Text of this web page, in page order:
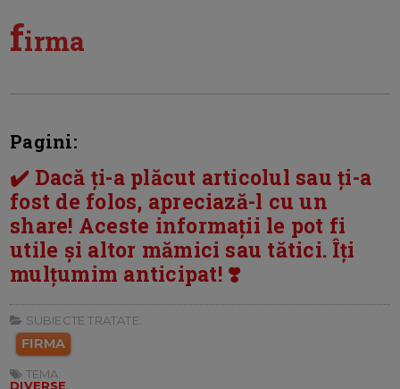
firma
Pagini:
✔️ Dacă ți-a plăcut articolul sau ți-a
fost de folos, apreciază-l cu un
share! Aceste informații le pot fi
utile și altor mămici sau tătici. Îți
mulțumim anticipat! ❣️
SUBIECTE TRATATE:
FIRMA
TEMA:
DIVERSE